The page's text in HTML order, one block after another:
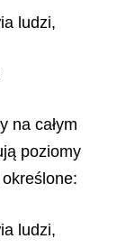
ludzi,
na całym
poziomy
ludzi,